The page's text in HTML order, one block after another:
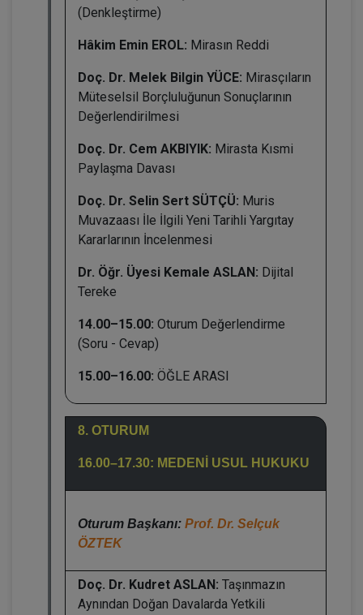
(Denkleştirme)
Hâkim Emin EROL: Mirasın Reddi
Doç. Dr. Melek Bilgin YÜCE: Mirasçıların
Müteselsil Borçluluğunun Sonuçlarının
Değerlendirilmesi
Doç. Dr. Cem AKBIYIK: Mirasta Kısmi
Paylaşma Davası
Doç. Dr. Selin Sert SÜTÇÜ: Muris
Muvazaası İle İlgili Yeni Tarihli Yargıtay
Kararlarının İncelenmesi
Dr. Öğr. Üyesi Kemale ASLAN: Dijital
Tereke
14.00–15.00: Oturum Değerlendirme
(Soru - Cevap)
15.00–16.00: ÖĞLE ARASI
8. OTURUM
16.00–17.30: MEDENİ USUL HUKUKU
Oturum Başkanı: Prof. Dr. Selçuk
ÖZTEK
Doç. Dr. Kudret ASLAN: Taşınmazın
Aynından Doğan Davalarda Yetkili